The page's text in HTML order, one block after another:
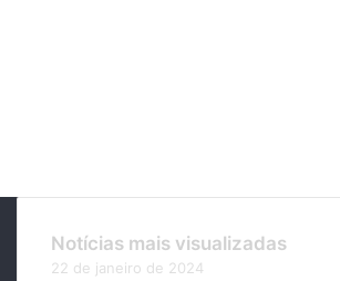
Notícias mais visualizadas
22 de janeiro de 2024